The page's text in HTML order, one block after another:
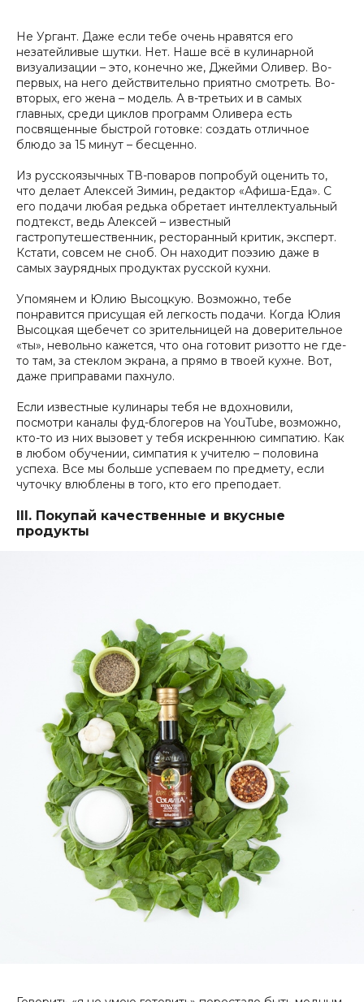
Не Ургант. Даже если тебе очень нравятся его
незатейливые шутки. Нет. Наше всё в кулинарной
визуализации – это, конечно же, Джейми Оливер. Во-
первых, на него действительно приятно смотреть. Во-
вторых, его жена – модель. А в-третьих и в самых
главных, среди циклов программ Оливера есть
посвященные быстрой готовке: создать отличное
блюдо за 15 минут – бесценно.
Из русскоязычных ТВ-поваров попробуй оценить то,
что делает Алексей Зимин, редактор «Афиша-Еда». С
его подачи любая редька обретает интеллектуальный
подтекст, ведь Алексей – известный
гастропутешественник, ресторанный критик, эксперт.
Кстати, совсем не сноб. Он находит поэзию даже в
самых заурядных продуктах русской кухни.
Упомянем и Юлию Высоцкую. Возможно, тебе
понравится присущая ей легкость подачи. Когда Юлия
Высоцкая щебечет со зрительницей на доверительное
«ты», невольно кажется, что она готовит ризотто не где-
то там, за стеклом экрана, а прямо в твоей кухне. Вот,
даже приправами пахнуло.
Если известные кулинары тебя не вдохновили,
посмотри каналы фуд-блогеров на YouTube, возможно,
кто-то из них вызовет у тебя искреннюю симпатию. Как
в любом обучении, симпатия к учителю – половина
успеха. Все мы больше успеваем по предмету, если
чуточку влюблены в того, кто его преподает.
III. Покупай качественные и вкусные
продукты